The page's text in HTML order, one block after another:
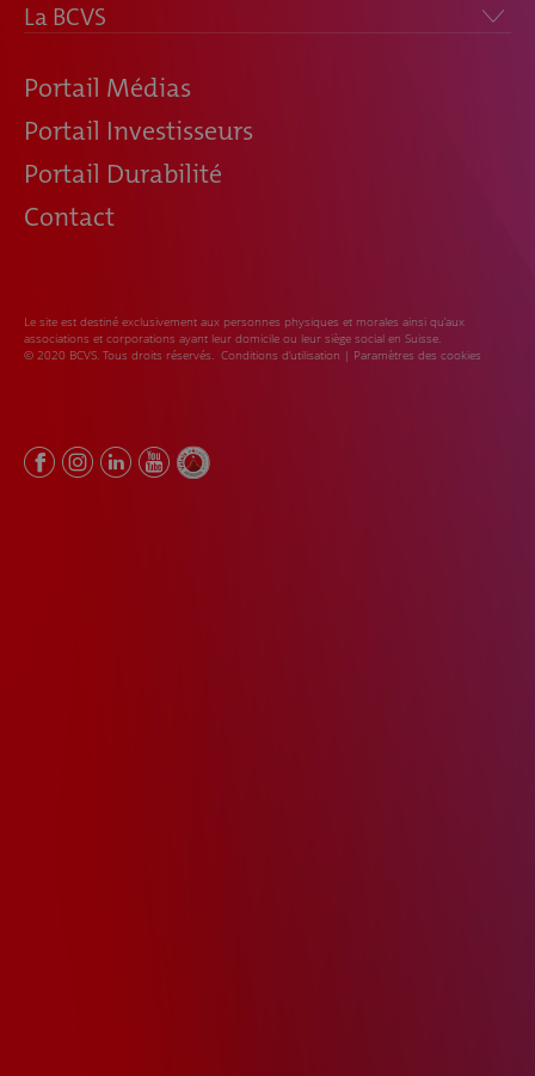
La BCVS
Portail Médias
Portail Investisseurs
Portail Durabilité
Contact
Le site est destiné exclusivement aux personnes physiques et morales ainsi qu’aux
associations et corporations ayant leur domicile ou leur siège social en Suisse.
© 2020 BCVS. Tous droits réservés. Conditions d’utilisation | Paramètres des cookies